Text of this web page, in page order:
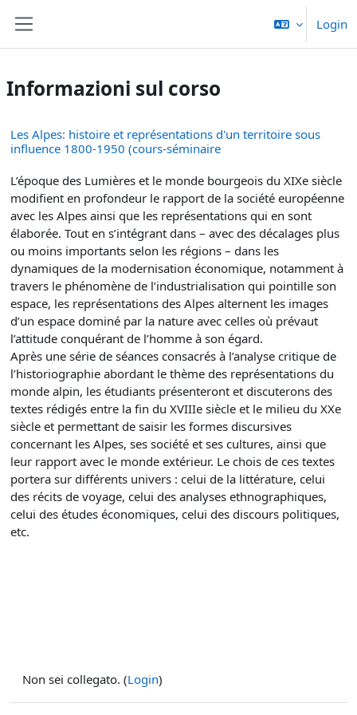
Login
Informazioni sul corso
Les Alpes: histoire et représentations d'un territoire sous
influence 1800-1950 (cours-séminaire
L’époque des Lumières et le monde bourgeois du XIXe siècle
modifient en profondeur le rapport de la société européenne
avec les Alpes ainsi que les représentations qui en sont
élaborée. Tout en s’intégrant dans – avec des décalages plus
ou moins importants selon les régions – dans les
dynamiques de la modernisation économique, notamment à
travers le phénomène de l’industrialisation qui pointille son
espace, les représentations des Alpes alternent les images
d’un espace dominé par la nature avec celles où prévaut
l’attitude conquérant de l’homme à son égard.
Après une série de séances consacrés à l’analyse critique de
l’historiographie abordant le thème des représentations du
monde alpin, les étudiants présenteront et discuterons des
textes rédigés entre la fin du XVIIIe siècle et le milieu du XXe
siècle et permettant de saisir les formes discursives
concernant les Alpes, ses société et ses cultures, ainsi que
leur rapport avec le monde extérieur. Le chois de ces textes
portera sur différents univers : celui de la littérature, celui
des récits de voyage, celui des analyses ethnographiques,
celui des études économiques, celui des discours politiques,
etc.
Non sei collegato. (Login)